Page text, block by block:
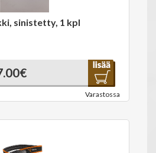
sinistetty, 1 kpl
Varastossa